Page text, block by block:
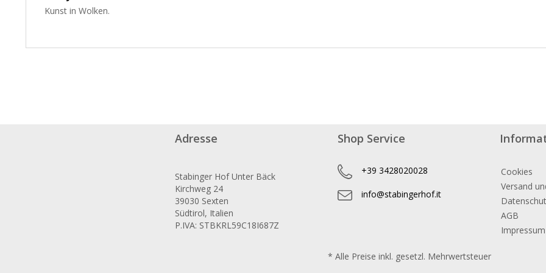
Kunst in Wolken.
Adresse
Stabinger Hof Unter Bäck
Kirchweg 24
39030 Sexten
Südtirol, Italien
P.IVA: STBKRL59C18I687Z
Shop Service
+39 3428020028
info@stabingerhof.it
Cookies
Versand
AGB
Impressum
* Alle Preise inkl. gesetzl. Mehrwertsteuer